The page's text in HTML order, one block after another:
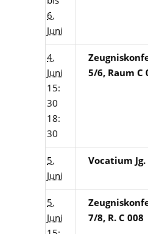
6.
Juni
4.
Juni
15:
30
18:
30
5/6, Raum C
5.
Juni
Vocatium Jg.
5.
Juni
7/8, R. C 008